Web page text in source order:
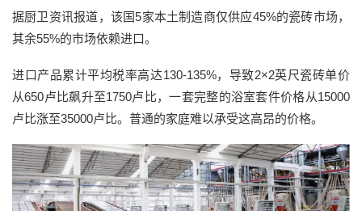
据厨卫资讯报道，该国5家本土制造商仅供应45%的瓷砖市场，
其余55%的市场依赖进口。
进口产品累计平均税率高达130-135%，导致2×2英尺瓷砖单价
从650卢比飙升至1750卢比，一套完整的浴室套件价格从15000
卢比涨至35000卢比。普通的家庭难以承受这高昂的价格。